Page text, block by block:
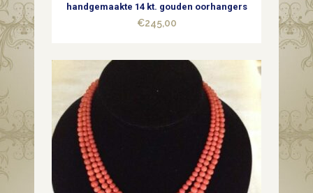
handgemaakte 14 kt. gouden oorhangers
€245,00